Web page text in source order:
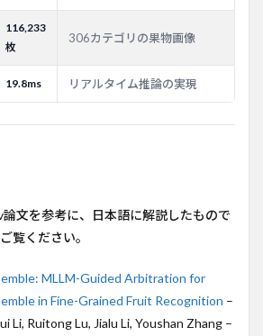
116,233
枚
306カテゴリの果物画像
19.8ms リアルタイム推論の実現
文を参考に、日本語に解説したもので
覧ください。
MLLM-Guided Arbitration for
in Fine-Grained Fruit Recognition –
Li, Ruitong Lu, Jialu Li, Youshan Zhang –